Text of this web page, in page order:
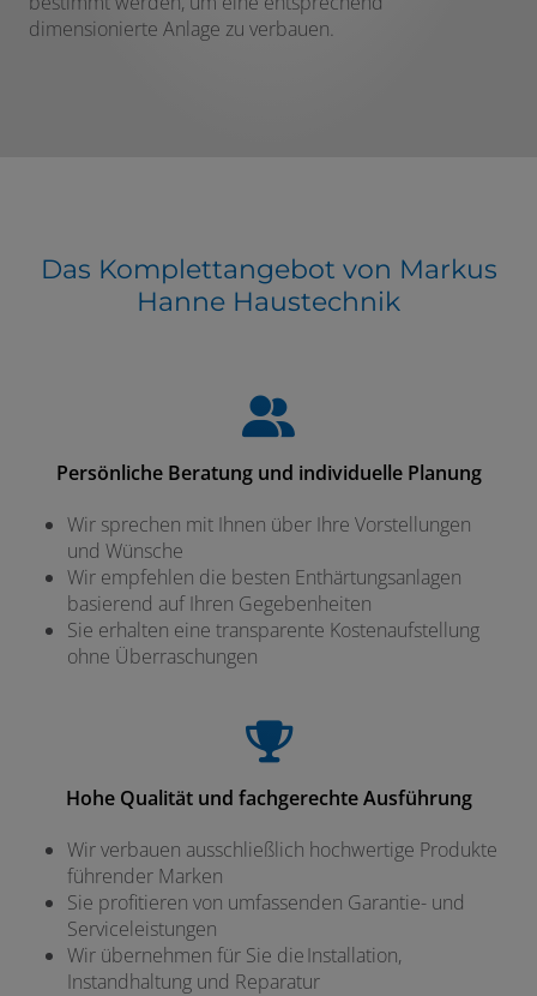
dimensionierte Anlage zu verbauen.
Das Komplettangebot von Markus
Hanne Haustechnik
Persönliche Beratung und individuelle Planung
Wir sprechen mit Ihnen über Ihre Vorstellungen
und Wünsche
Wir empfehlen die besten Enthärtungsanlagen
basierend auf Ihren Gegebenheiten
Sie erhalten eine transparente Kostenaufstellung
ohne Überraschungen
Hohe Qualität und fachgerechte Ausführung
Wir verbauen ausschließlich hochwertige Produkte
führender Marken
Sie profitieren von umfassenden Garantie- und
Serviceleistungen
Wir übernehmen für Sie die Installation,
Instandhaltung und Reparatur